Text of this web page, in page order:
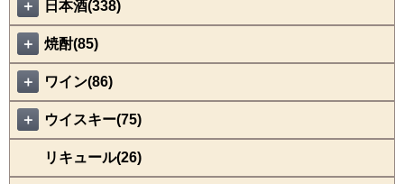
＋ 日本酒(338)
＋ 焼酎(85)
＋ ワイン(86)
＋ ウイスキー(75)
リキュール(26)